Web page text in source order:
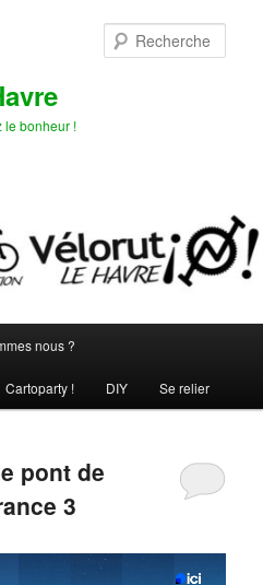
le bonheur !
nous ?
Cartoparty ! DIY Se relier
pont de
3